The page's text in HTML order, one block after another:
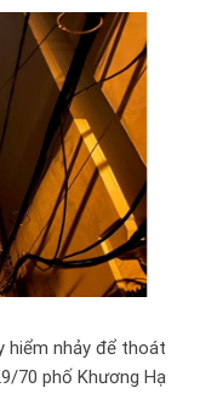
hiểm nhảy để thoát
70 phố Khương Hạ